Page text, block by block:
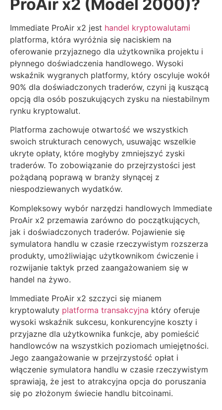
ProAir x2 (Model 2000)?
Immediate ProAir x2 jest handel kryptowalutami
platforma, która wyróżnia się naciskiem na
oferowanie przyjaznego dla użytkownika projektu i
płynnego doświadczenia handlowego. Wysoki
wskaźnik wygranych platformy, który oscyluje wokół
90% dla doświadczonych traderów, czyni ją kuszącą
opcją dla osób poszukujących zysku na niestabilnym
rynku kryptowalut.
Platforma zachowuje otwartość we wszystkich
swoich strukturach cenowych, usuwając wszelkie
ukryte opłaty, które mogłyby zmniejszyć zyski
traderów. To zobowiązanie do przejrzystości jest
pożądaną poprawą w branży słynącej z
niespodziewanych wydatków.
Kompleksowy wybór narzędzi handlowych Immediate
ProAir x2 przemawia zarówno do początkujących,
jak i doświadczonych traderów. Pojawienie się
symulatora handlu w czasie rzeczywistym rozszerza
produkty, umożliwiając użytkownikom ćwiczenie i
rozwijanie taktyk przed zaangażowaniem się w
handel na żywo.
Immediate ProAir x2 szczyci się mianem
kryptowaluty platforma transakcyjna który oferuje
wysoki wskaźnik sukcesu, konkurencyjne koszty i
przyjazne dla użytkownika funkcje, aby pomieścić
handlowców na wszystkich poziomach umiejętności.
Jego zaangażowanie w przejrzystość opłat i
włączenie symulatora handlu w czasie rzeczywistym
sprawiają, że jest to atrakcyjna opcja do poruszania
się po złożonym świecie handlu bitcoinami.